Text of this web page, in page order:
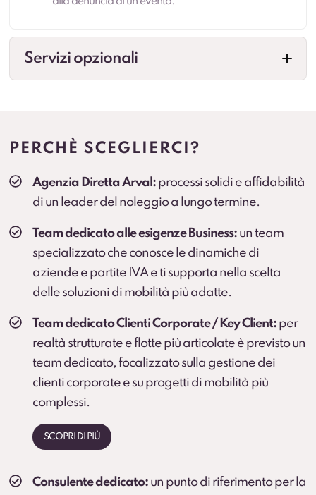
Servizi opzionali
Soluzione consigliata per ruoli critici, agenti e flotte
operative (secondo condizioni).
PERCHÈ SCEGLIERCI?
Agenzia Diretta Arval: processi solidi e affidabilità
di un leader del noleggio a lungo termine.
Team dedicato alle esigenze Business: un team
specializzato che conosce le dinamiche di
aziende e partite IVA e ti supporta nella scelta
delle soluzioni di mobilità più adatte.
Team dedicato Clienti Corporate / Key Client: per
realtà strutturate e flotte più articolate è previsto un
team dedicato, focalizzato sulla gestione dei
clienti corporate e su progetti di mobilità più
complessi.
SCOPRI DI PIÙ
Consulente dedicato: un punto di riferimento per la